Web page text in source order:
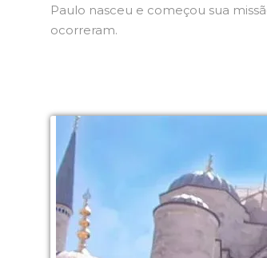
Paulo nasceu e começou sua
ocorreram.